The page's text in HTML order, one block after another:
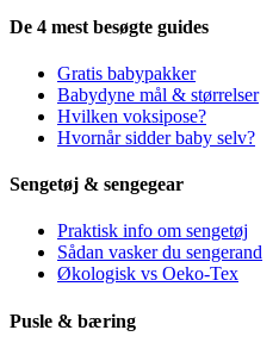
De 4 mest besøgte guides
Gratis babypakker
Babydyne mål & størrelser
Hvilken voksipose?
Hvornår sidder baby selv?
Sengetøj & sengegear
Praktisk info om sengetøj
Sådan vasker du sengerand
Økologisk vs Oeko-Tex
Pusle & bæring